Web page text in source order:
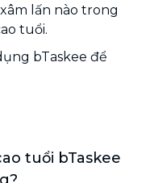
lấn nào trong
tuổi.
bTaskee để
tuổi bTaskee